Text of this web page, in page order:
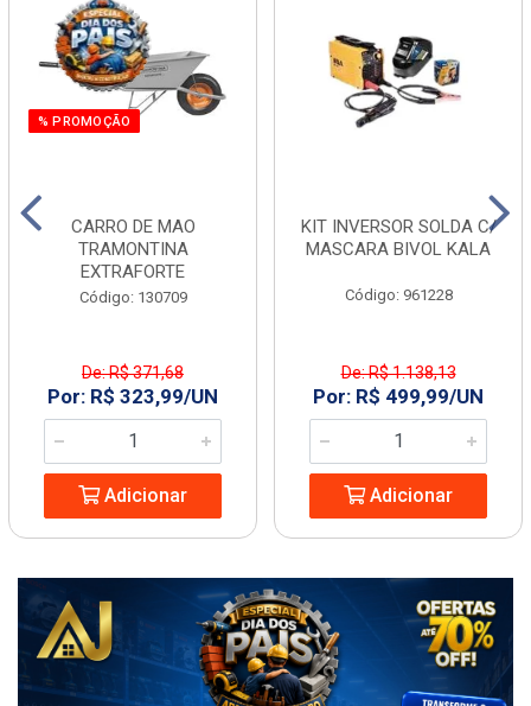
% PROMOÇÃO
CARRO DE MAO
TRAMONTINA
EXTRAFORTE
Código: 130709
De: R$ 371,68
Por: R$ 323,99/UN
Adicionar
KIT INVERSOR SOLDA C/
MASCARA BIVOL KALA
Código: 961228
De: R$ 1.138,13
Por: R$ 499,99/UN
Adicionar